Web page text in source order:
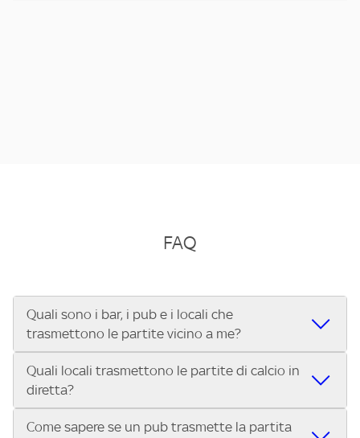
FAQ
Quali sono i bar, i pub e i locali che
trasmettono le partite vicino a me?
Se cerchi un bar, pub, ristorante o locale vicino a te per
vedere le partite di Serie A ENILIVE, la Serie C Sky Wifi, la
UEFA Champions League, la UEFA Europa League, la UEFA
Conference League, il Tennis, la Formula 1®, la MotoGP™ e
Quali locali trasmettono le partite di calcio in
diretta?
Vuoi sapere quali bar, pub o ristoranti mostrano le partite
Come sapere se un pub trasmette la partita